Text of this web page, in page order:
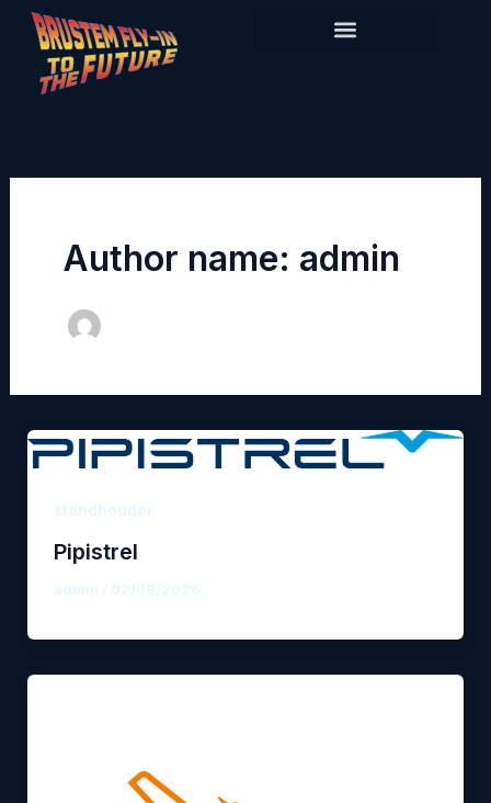
Skip
content
Author name: admin
standhouder
Pipistrel
admin / 02/08/2026